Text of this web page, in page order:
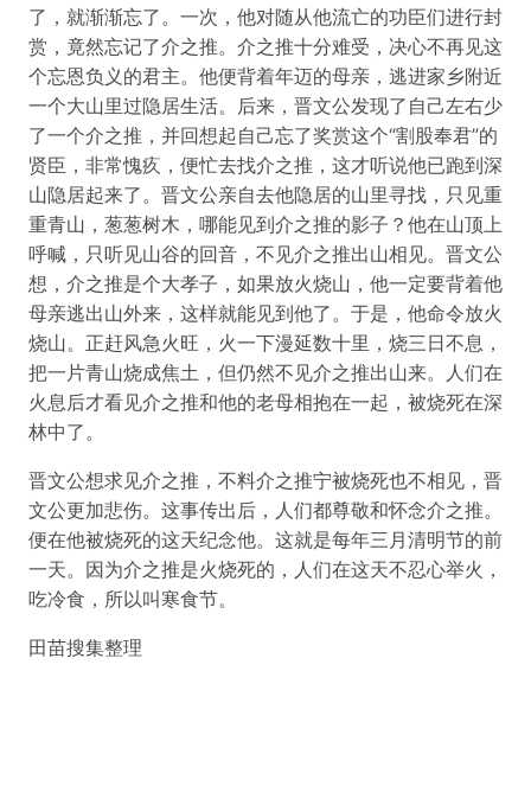
了，就渐渐忘了。一次，他对随从他流亡的功臣们进行封
赏，竟然忘记了介之推。介之推十分难受，决心不再见这
个忘恩负义的君主。他便背着年迈的母亲，逃进家乡附近
一个大山里过隐居生活。后来，晋文公发现了自己左右少
了一个介之推，并回想起自己忘了奖赏这个“割股奉君”的
贤臣，非常愧疚，便忙去找介之推，这才听说他已跑到深
山隐居起来了。晋文公亲自去他隐居的山里寻找，只见重
重青山，葱葱树木，哪能见到介之推的影子？他在山顶上
呼喊，只听见山谷的回音，不见介之推出山相见。晋文公
想，介之推是个大孝子，如果放火烧山，他一定要背着他
母亲逃出山外来，这样就能见到他了。于是，他命令放火
烧山。正赶风急火旺，火一下漫延数十里，烧三日不息，
把一片青山烧成焦土，但仍然不见介之推出山来。人们在
火息后才看见介之推和他的老母相抱在一起，被烧死在深
林中了。
晋文公想求见介之推，不料介之推宁被烧死也不相见，晋
文公更加悲伤。这事传出后，人们都尊敬和怀念介之推。
便在他被烧死的这天纪念他。这就是每年三月清明节的前
一天。因为介之推是火烧死的，人们在这天不忍心举火，
吃冷食，所以叫寒食节。
田苗搜集整理